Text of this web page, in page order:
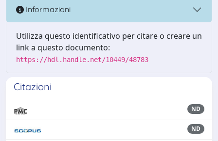
Informazioni
Utilizza questo identificativo per citare o creare un
link a questo documento:
https://hdl.handle.net/10449/48783
Citazioni
ND
ND